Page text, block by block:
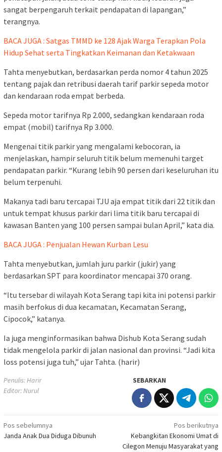
sangat berpengaruh terkait pendapatan di lapangan,”
terangnya.
BACA JUGA : Satgas TMMD ke 128 Ajak Warga Terapkan Pola
Hidup Sehat serta Tingkatkan Keimanan dan Ketakwaan
Tahta menyebutkan, berdasarkan perda nomor 4 tahun 2025
tentang pajak dan retribusi daerah tarif parkir sepeda motor
dan kendaraan roda empat berbeda.
Sepeda motor tarifnya Rp 2.000, sedangkan kendaraan roda
empat (mobil) tarifnya Rp 3.000.
Mengenai titik parkir yang mengalami kebocoran, ia
menjelaskan, hampir seluruh titik belum memenuhi target
pendapatan parkir. “Kurang lebih 90 persen dari keseluruhan itu
belum terpenuhi.
Makanya tadi baru tercapai TJU aja empat titik dari 22 titik dan
untuk tempat khusus parkir dari lima titik baru tercapai di
kawasan Banten yang 100 persen sampai bulan April,” kata dia.
BACA JUGA : Penjualan Hewan Kurban Lesu
Tahta menyebutkan, jumlah juru parkir (jukir) yang
berdasarkan SPT para koordinator mencapai 370 orang.
“Itu tersebar di wilayah Kota Serang tapi kita ini potensi parkir
masih berfokus di dua kecamatan, Kecamatan Serang,
Cipocok,” katanya.
Ia juga menginformasikan bahwa Dishub Kota Serang sudah
tidak mengelola parkir di jalan nasional dan provinsi. “Jadi kita
loss potensi juga tuh,” ujar Tahta. (harir)
Penulis: Harir
Editor: Nurul
SEBARKAN
Navigasi
pos
Pos sebelumnya
Janda Anak Dua Diduga Dibunuh
Pos berikutnya
Kebangkitan Ekonomi Umat di
Cilegon Menuju Masyarakat yang